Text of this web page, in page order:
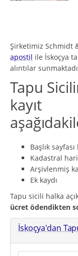
Şirketimiz Schmidt
apostil ile İskoçya
alıntılar
Tapu
kayıt
Başlık sayfası
Kadastral
Arşivlenmiş
Ek kaydı
Tapu sicili halka
ücret ödendikten
İskoçya'dan